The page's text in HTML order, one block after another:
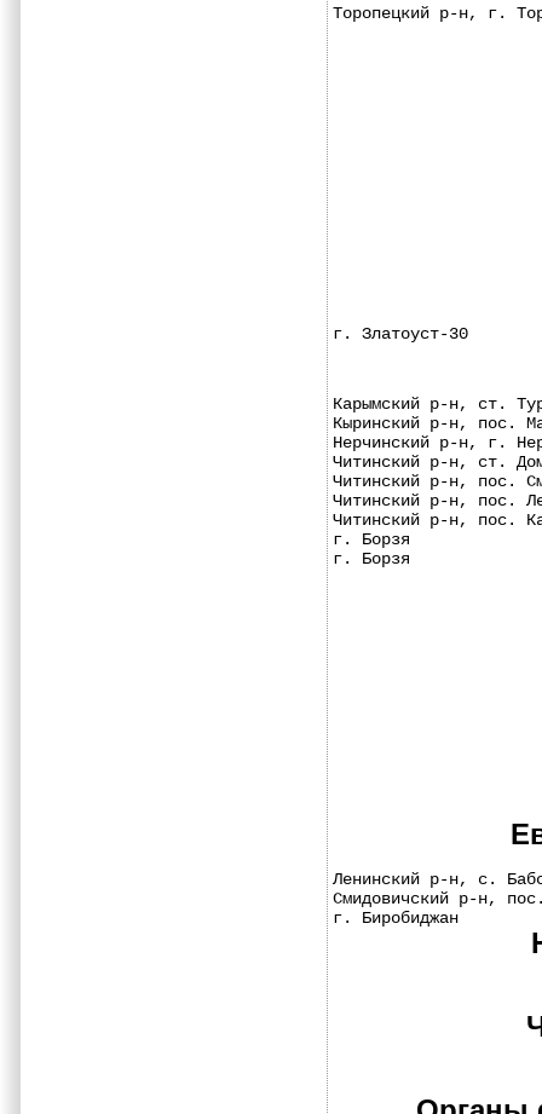
Торопецкий р-н,
г. Златоуст-30
Карымский р-н,
Кыринский р-н,
Нерчинский р-н,
Читинский р-н,
Читинский р-н,
Читинский р-н,
Читинский р-н,
г. Борзя
г. Борзя
Ленинский р-н, с.
Смидовичский р-н,
г. Биробиджан